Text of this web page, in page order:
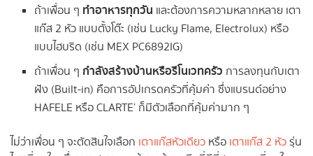
ถ้าเพื่อน ๆ ทำอาหารทุกวัน และต้องการความหลากหลาย เตา
แก๊ส 2 หัว แบบตั้งโต๊ะ (เช่น Lucky Flame, Electrolux) หรือ
แบบไฮบริด (เช่น MEX PC6892IG)
ถ้าเพื่อน ๆกำลังสร้างบ้านหรือรีโนเวทครัว การลงทุนกับเตา
ฝัง (Built-in) คือการอัปเกรดครัวที่คุ้มค่า ซึ่งแบรนด์อย่าง
HAFELE หรือ CLARTE’ ก็มีตัวเลือกที่คุ้มค่ามาก ๆ
ไม่ว่าเพื่อน ๆ จะตัดสินใจเลือก เตาแก๊สหัวเดียว หรือ เตาแก๊ส 2 หัวรุ่น